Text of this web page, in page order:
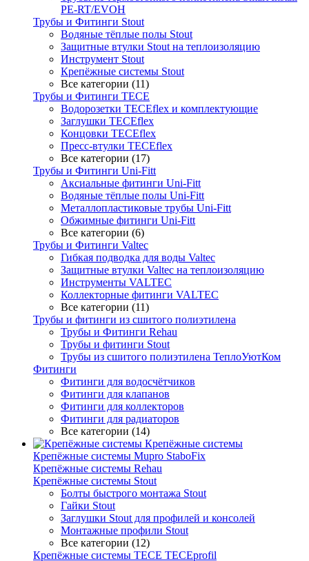
PE-RT/EVOH
Трубы и Фитинги Stout
Водяные тёплые полы Stout
Защитные втулки Stout на теплоизоляцию
Инструмент Stout
Крепёжные системы Stout
Все категории (11)
Трубы и Фитинги TECE
Водорозетки TECEflex и комплектующие
Заглушки TECEflex
Концовки TECEflex
Пресс-втулки TECEflex
Все категории (17)
Трубы и Фитинги Uni-Fitt
Аксиальные фитинги Uni-Fitt
Водяные тёплые полы Uni-Fitt
Металлопластиковые трубы Uni-Fitt
Обжимные фитинги Uni-Fitt
Все категории (6)
Трубы и Фитинги Valtec
Гибкая подводка для воды Valtec
Защитные втулки Valtec на теплоизоляцию
Инструменты VALTEC
Коллекторные фитинги VALTEC
Все категории (11)
Трубы и фитинги из сшитого полиэтилена
Трубы и Фитинги Rehau
Трубы и фитинги Stout
Трубы из сшитого полиэтилена ТеплоУютКом
Фитинги
Фитинги для водосчётчиков
Фитинги для клапанов
Фитинги для коллекторов
Фитинги для радиаторов
Все категории (14)
Крепёжные системы
Крепёжные системы Mupro StaboFix
Крепёжные системы Rehau
Крепёжные системы Stout
Болты быстрого монтажа Stout
Гайки Stout
Заглушки Stout для профилей и консолей
Монтажные профили Stout
Все категории (12)
Крепёжные системы TECE TECEprofil